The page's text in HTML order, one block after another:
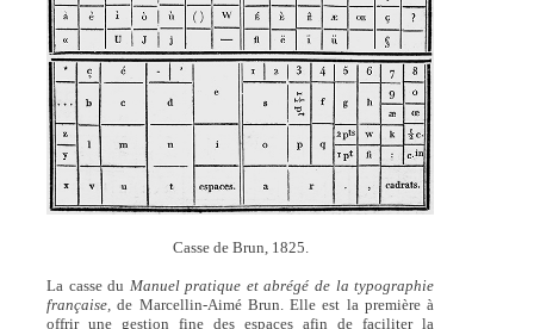
Casse de Brun, 1825.
La casse du Manuel pratique et abrégé de la typographie
française, de Marcellin-Aimé Brun. Elle est la première à
offrir une gestion fine des espaces afin de faciliter la